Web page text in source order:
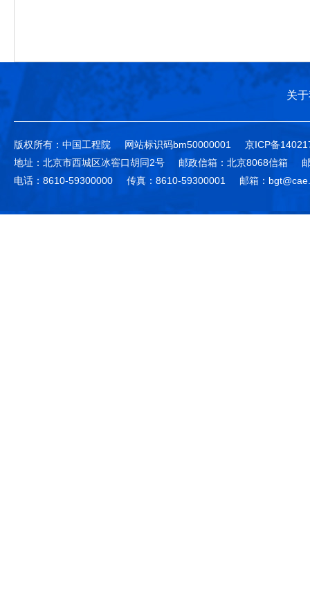
关
版权所有：中国工程院 网站标识码bm50000001
京ICP备
地址：北京市西城区冰窖口胡同2号
邮政信箱：北京8068信箱
电话：8610-59300000
传真：8610-59300001 邮箱：